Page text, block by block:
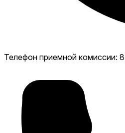
Телефон приемной комиссии: